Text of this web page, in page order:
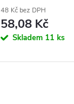
48 Kč bez DPH
58,08 Kč
Skladem 11 ks